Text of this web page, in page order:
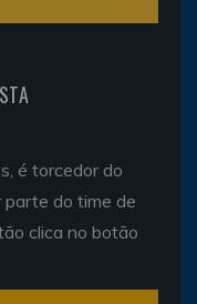
é torcedor do
parte do time de
clica no botão